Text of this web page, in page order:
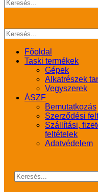
Főoldal
Taski termékek
Gépek
Alkatrészek
Vegyszerek
ÁSZF
Bemutatkozás
Szerződési
Szállítási,
feltételek
Adatvédelem